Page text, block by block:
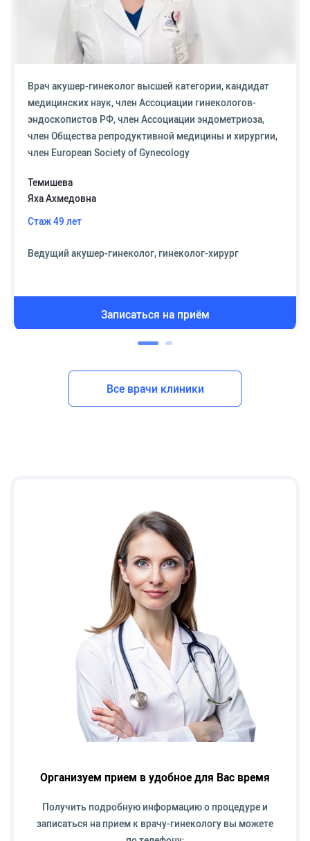
Врач акушер-гинеколог высшей категории, кандидат
медицинских наук, член Ассоциации гинекологов-
эндоскопистов РФ, член Ассоциации эндометриоза,
член Общества репродуктивной медицины и хирургии,
член European Society of Gynecology
Темишева
Яха Ахмедовна
Стаж 49 лет
Ведущий акушер-гинеколог, гинеколог-хирург
Записаться на приём
Все врачи клиники
Организуем прием в удобное для Вас время
Получить подробную информацию о процедуре и
записаться на прием к врачу-гинекологу вы можете